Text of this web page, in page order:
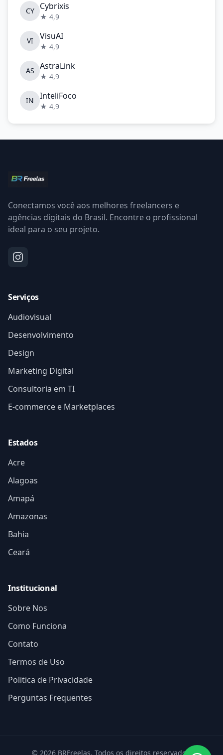
CY Cybrixis
★ 4,9
VI VisuAI
★ 4,9
AS AstraLink
★ 4,9
IN InteliFoco
★ 4,9
Conectamos você aos melhores freelancers e
agências digitais do Brasil. Encontre o profissional
ideal para o seu projeto.
Serviços
Audiovisual
Desenvolvimento
Design
Marketing Digital
Consultoria em TI
E-commerce e Marketplaces
Estados
Acre
Alagoas
Amapá
Amazonas
Bahia
Ceará
Institucional
Sobre Nos
Como Funciona
Contato
Termos de Uso
Politica de Privacidade
Perguntas Frequentes
© 2026 BRFreelas. Todos os direitos reservados.